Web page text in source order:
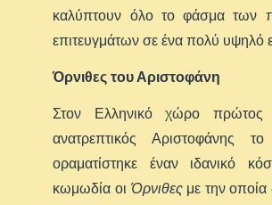
καλύπτουν όλο το φάσμα των
επιτευγμάτων σε ένα πολύ υψηλό
Όρνιθες του Αριστοφάνη
Στον Ελληνικό χώρο
ανατρεπτικός Αριστοφάνης
οραματίστηκε έναν ιδανικό
κωμωδία οι Όρνιθες με την